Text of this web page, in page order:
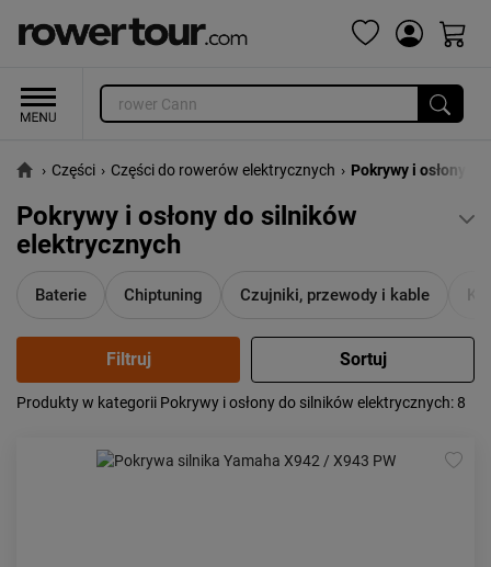
› Części › Części do rowerów elektrycznych › Pokrywy i osłony
Pokrywy i osłony do silników
elektrycznych
Baterie Chiptuning Czujniki, przewody i kable
Popularność:
największa
od najwyższej
Produkty w kategorii Pokrywy i osłony do silników elektrycznych: 8